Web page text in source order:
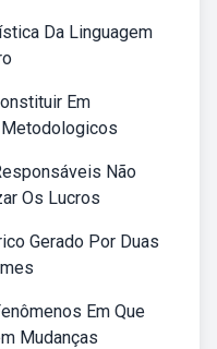
Da Linguagem
Em
Não
Os Lucros
Gerado Por Duas
Em Que
Mudanças